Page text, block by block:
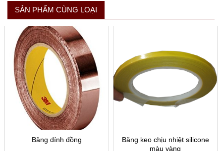
Ngành Điện Tử:Sử dụng trong việc bảo vệ linh kiện khi
hàn, lắp ráp mạch điện tử.
Ngành Ô Tô:Dùng để bảo vệ các bộ phận trong quá
trình sơn tĩnh điện hoặc xử lý nhiệt.
Sản Xuất:
Niêm phong hoặc cách nhiệt trong các quá
trình sản xuất đòi hỏi nhiệt độ cao.
Gia Dụng: Có thể sử dụng trong việc sửa chữa tạm thời
các vật dụng chịu nhiệt như lò nướng, bếp điện.
4. Hướng Dẫn Sử Dụng:
SẢN PHẨM CÙNG LOẠI
Băng dính đồng
Băng keo chịu nhiệt silicone
màu vàng